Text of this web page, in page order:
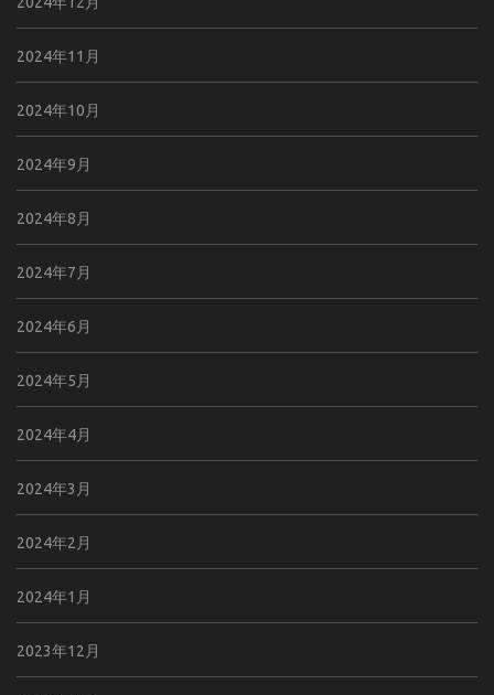
2024年11月
2024年10月
2024年9月
2024年8月
2024年7月
2024年6月
2024年5月
2024年4月
2024年3月
2024年2月
2024年1月
2023年12月